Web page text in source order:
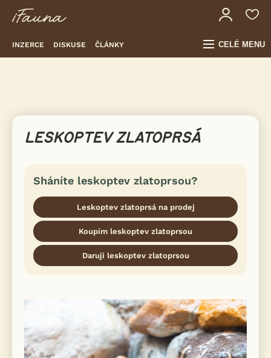
INZERCE DISKUSE ČLÁNKY CELÉ MENU
LESKOPTEV ZLATOPRSÁ
Sháníte leskoptev zlatoprsou?
Leskoptev zlatoprsá na prodej
Koupím leskoptev zlatoprsou
Daruji leskoptev zlatoprsou